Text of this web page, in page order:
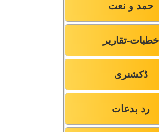
حمد و نعت
خطبات-تقاریر
ڈکشنری
رد بدعات